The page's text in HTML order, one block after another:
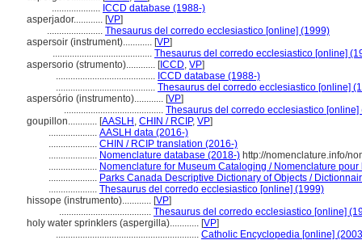
.................... ICCD database (1988-)
asperjador............ [VP]
....................... Thesaurus del corredo ecclesiastico [online] (1999)
aspersoir (instrument)............ [VP]
......................................... Thesaurus del corredo ecclesiastico [online]
aspersorio (strumento)............ [ICCD, VP]
......................................... ICCD database (1988-)
......................................... Thesaurus del corredo ecclesiastico [online]
aspersório (instrumento)............ [VP]
......................................... Thesaurus del corredo ecclesiastico [online]
goupillon............ [AASLH , CHIN / RCIP, VP]
.................... AASLH data (2016-)
.................... CHIN / RCIP translation (2016-)
.................... Nomenclature database (2018-) http://nomenclature.info/
.................... Nomenclature for Museum Cataloging / Nomenclature
.................... Parks Canada Descriptive Dictionary of Objects /
.................... Thesaurus del corredo ecclesiastico [online] (1999)
hissope (instrumento)............ [VP]
...................................... Thesaurus del corredo ecclesiastico [online]
holy water sprinklers (aspergilla)............ [VP]
........................................................... Catholic Encyclopedia [online]